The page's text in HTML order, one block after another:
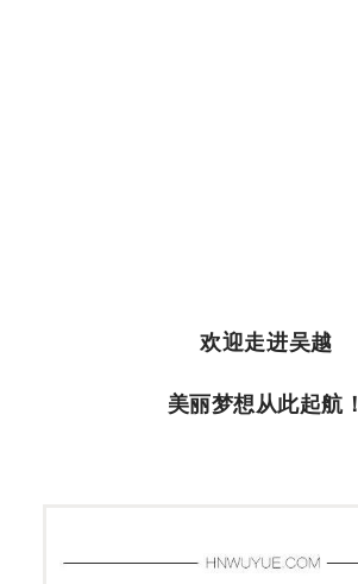
欢迎走进吴越
美丽梦想从此起航！